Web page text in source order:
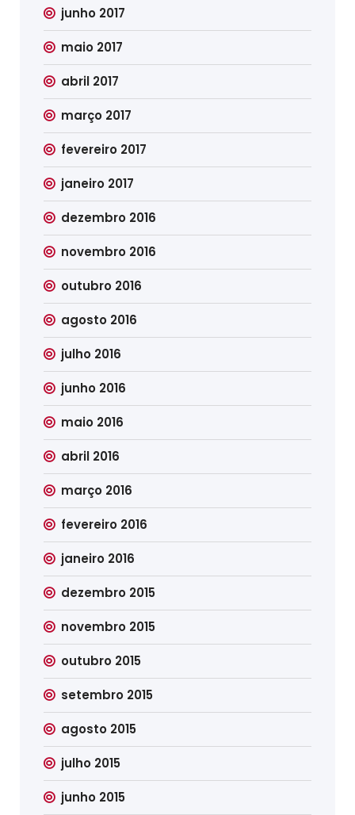
junho 2017
maio 2017
abril 2017
março 2017
fevereiro 2017
janeiro 2017
dezembro 2016
novembro 2016
outubro 2016
agosto 2016
julho 2016
junho 2016
maio 2016
abril 2016
março 2016
fevereiro 2016
janeiro 2016
dezembro 2015
novembro 2015
outubro 2015
setembro 2015
agosto 2015
julho 2015
junho 2015